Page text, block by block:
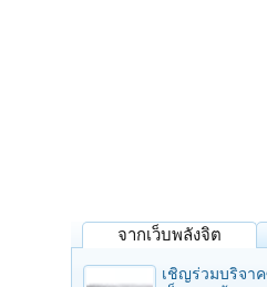
จากเว็บพลังจิต
เชิญร่วมบริจา